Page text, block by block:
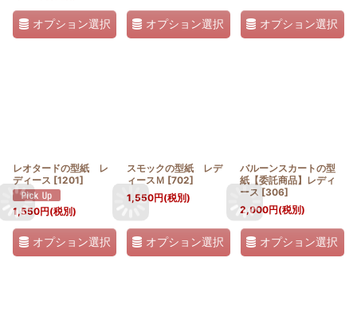
オプション選択 オプション選択 オプション選択
レオタードの型紙 レ
ディース [1201]
1,550円(税別)
オプション選択
スモックの型紙 レデ
ィースＭ [702]
1,550円(税別)
オプション選択
バルーンスカートの型
紙【委託商品】レディ
ース [306]
2,000円(税別)
オプション選択